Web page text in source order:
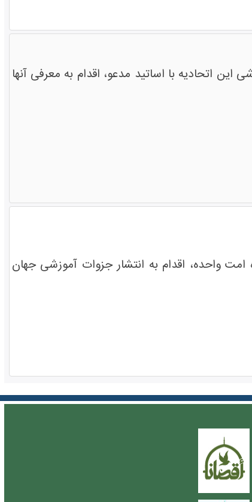
اتحادیه با اساتید مدعو، اقدام به معرفی آنها
واحده، اقدام به انتشار جزوات آموزشی جهان